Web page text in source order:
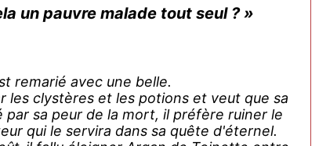
un pauvre malade tout seul ? »
remarié avec une belle.
les clystères et les potions et veut que sa
sa peur de la mort, il préfère ruiner le
qui le servira dans sa quête d'éternel.